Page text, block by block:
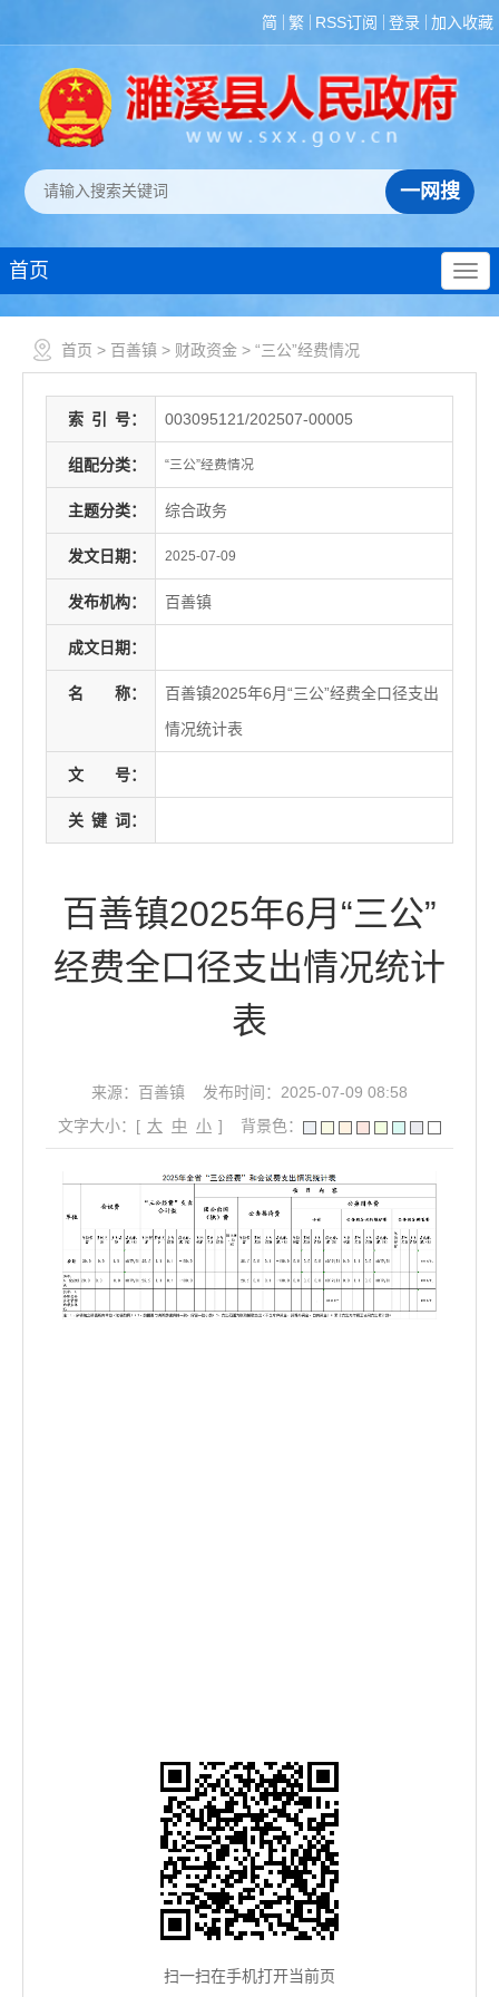
简 繁 RSS订阅 登录 加入收藏
首页
首页 > 百善镇 > 财政资金 > “三公”经费情况
索 引 号： 003095121/202507-00005
组配分类： “三公”经费情况
主题分类： 综合政务
发文日期： 2025-07-09
发布机构： 百善镇
成文日期：
名 称：
百善镇2025年6月“三公”经费全口径支出
情况统计表
文 号：
关 键 词：
百善镇2025年6月“三公”
经费全口径支出情况统计
表
来源：百善镇
发布时间：2025-07-09 08:58
文字大小：[ 大 中 小 ] 背景色：
扫一扫在手机打开当前页